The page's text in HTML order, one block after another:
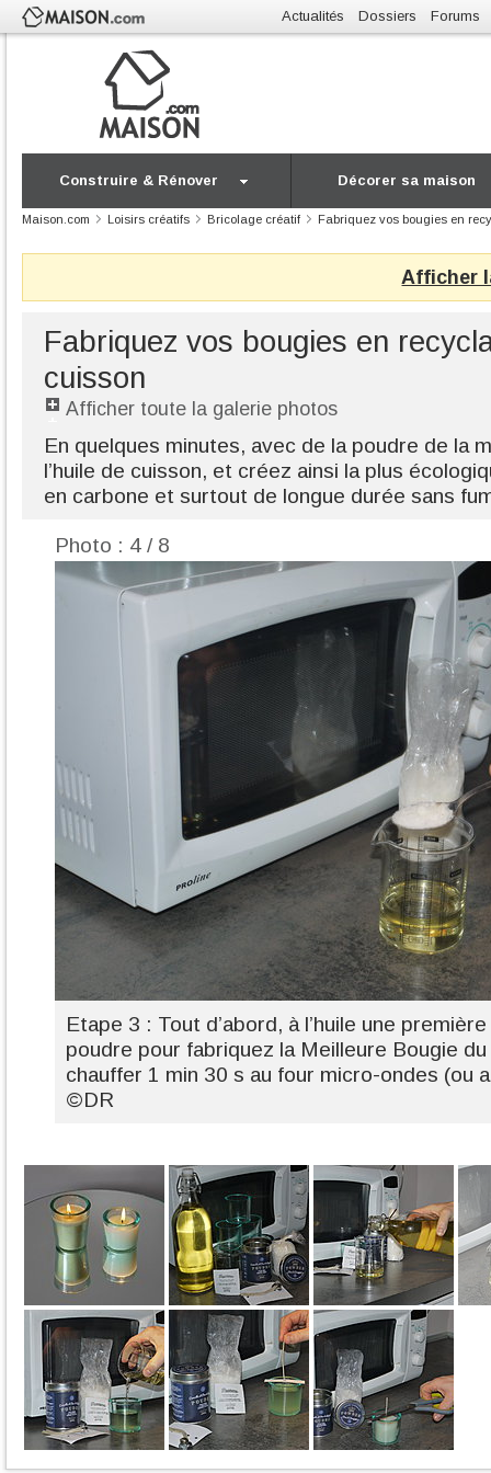
Actualités Dossiers Forums
Construire & Rénover Décorer sa maison
Maison.com Loisirs créatifs Bricolage créatif Fabriquez vos bougies en
Afficher
Fabriquez vos bougies en
cuisson
Afficher toute la galerie photos
En quelques minutes, avec de la poudre de la
l’huile de cuisson, et créez ainsi la plus
en carbone et surtout de longue durée sans
Photo : 4 / 8
Etape 3 : Tout d’abord, à l’huile une
poudre pour fabriquez la Meilleure Bougie
chauffer 1 min 30 s au four micro-ondes (ou
©DR